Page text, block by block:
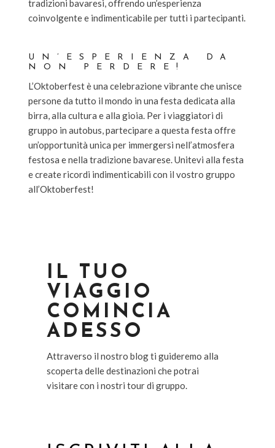
tradizioni bavaresi, offrendo un’esperienza
coinvolgente e indimenticabile per tutti i partecipanti.
UN’ESPERIENZA DA
NON PERDERE!
L’Oktoberfest è una celebrazione vibrante che unisce
persone da tutto il mondo in una festa dedicata alla
birra, alla cultura e alla gioia. Per i viaggiatori di
gruppo in autobus, partecipare a questa festa offre
un’opportunità unica per immergersi nell’atmosfera
festosa e nella tradizione bavarese. Unitevi alla festa
e create ricordi indimenticabili con il vostro gruppo
all’Oktoberfest!
IL TUO
VIAGGIO
COMINCIA
ADESSO
Attraverso il nostro blog ti guideremo alla
scoperta delle destinazioni che potrai
visitare con i nostri tour di gruppo.